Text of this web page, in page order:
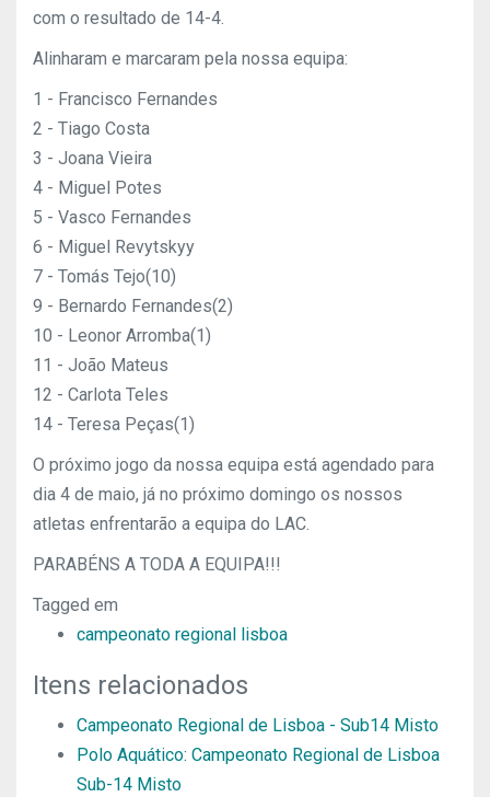
com o resultado de 14-4.
Alinharam e marcaram pela nossa equipa:
1 - Francisco Fernandes
2 - Tiago Costa
3 - Joana Vieira
4 - Miguel Potes
5 - Vasco Fernandes
6 - Miguel Revytskyy
7 - Tomás Tejo(10)
9 - Bernardo Fernandes(2)
10 - Leonor Arromba(1)
11 - João Mateus
12 - Carlota Teles
14 - Teresa Peças(1)
O próximo jogo da nossa equipa está agendado para
dia 4 de maio, já no próximo domingo os nossos
atletas enfrentarão a equipa do LAC.
PARABÉNS A TODA A EQUIPA!!!
Tagged em
campeonato regional lisboa
Itens relacionados
Campeonato Regional de Lisboa - Sub14 Misto
Polo Aquático: Campeonato Regional de Lisboa
Sub-14 Misto